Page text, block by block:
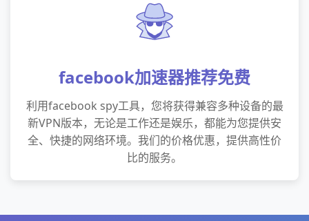
facebook加速器推荐免费
利用facebook spy工具，您将获得兼容多种设备的最
新VPN版本，无论是工作还是娱乐，都能为您提供安
全、快捷的网络环境。我们的价格优惠，提供高性价
比的服务。